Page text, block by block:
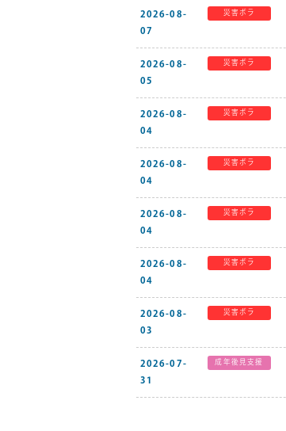
2026-08-
07
災害ボラ
2026-08-
05
災害ボラ
2026-08-
04
災害ボラ
2026-08-
04
災害ボラ
2026-08-
04
災害ボラ
2026-08-
04
災害ボラ
2026-08-
03
災害ボラ
2026-07-
31
成年後見支援